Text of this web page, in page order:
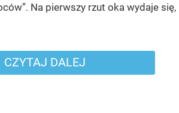
Na pierwszy rzut oka wydaje się,
CZYTAJ DALEJ